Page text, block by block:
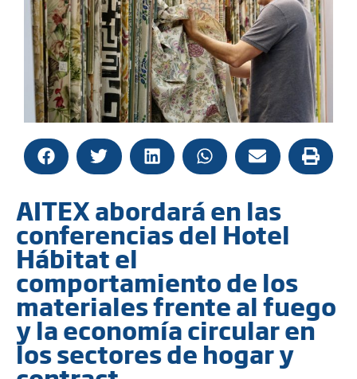
AITEX abordará en las
conferencias del Hotel
Hábitat el
comportamiento de los
materiales frente al fuego
y la economía circular en
los sectores de hogar y